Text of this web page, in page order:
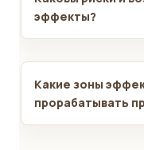
эффекты?
Какие зоны
прорабатывать